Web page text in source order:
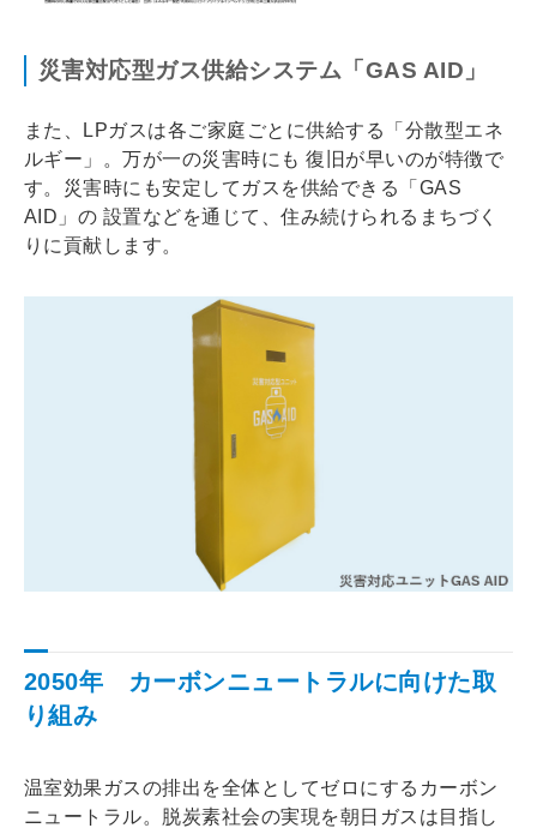
災害対応型ガス供給システム「GAS AID」
また、LPガスは各ご家庭ごとに供給する「分散型エネ
ルギー」。万が一の災害時にも 復旧が早いのが特徴で
す。災害時にも安定してガスを供給できる「GAS
AID」の 設置などを通じて、住み続けられるまちづく
りに貢献します。
2050年 カーボンニュートラルに向けた取
り組み
温室効果ガスの排出を全体としてゼロにするカーボン
ニュートラル。脱炭素社会の実現を朝日ガスは目指し